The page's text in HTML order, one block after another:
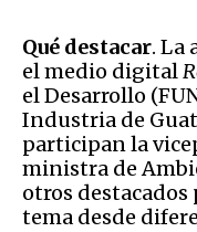
Qué destacar. La
el medio digital
el Desarrollo
Industria de
participan la
ministra de
otros
tema desde